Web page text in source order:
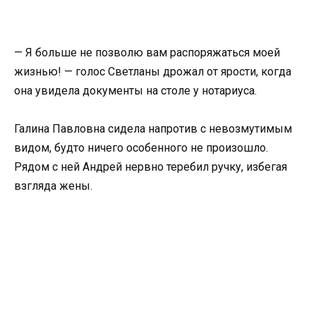
— Я больше не позволю вам распоряжаться моей
жизнью! — голос Светланы дрожал от ярости, когда
она увидела документы на столе у нотариуса.
Галина Павловна сидела напротив с невозмутимым
видом, будто ничего особенного не произошло.
Рядом с ней Андрей нервно теребил ручку, избегая
взгляда жены.